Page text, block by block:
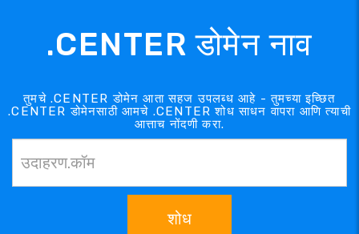
.CENTER डोमेन नाव
तुमचे .CENTER डोमेन आता सहज उपलब्ध आहे - तुमच्या इच्छित
.CENTER डोमेनसाठी आमचे .CENTER शोध साधन वापरा आणि त्याची
आत्ताच नोंदणी करा.
शोध